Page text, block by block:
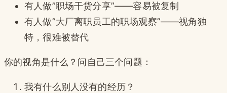
有人做”职场干货分享”——容易被复制
有人做”大厂离职员工的职场观察”——视角独
特，很难被替代
你的视角是什么？问自己三个问题：
我有什么别人没有的经历？